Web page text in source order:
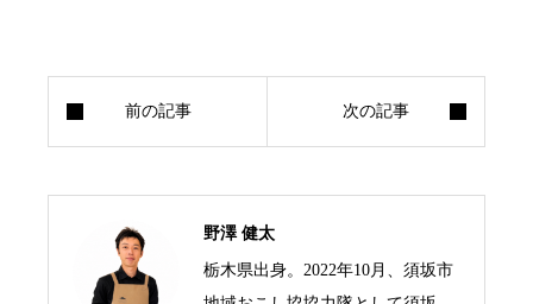
野澤 健太
栃木県出身。2022年10月、須坂市
駐車場まで気を抜かずに歩こう
米子大瀑布周辺は携帯電話「圏外」なので注意
冬季は路面凍結のため、林道は閉鎖しアクセス
トレッキング後は「湯っ蔵んど」で温泉に入ろ